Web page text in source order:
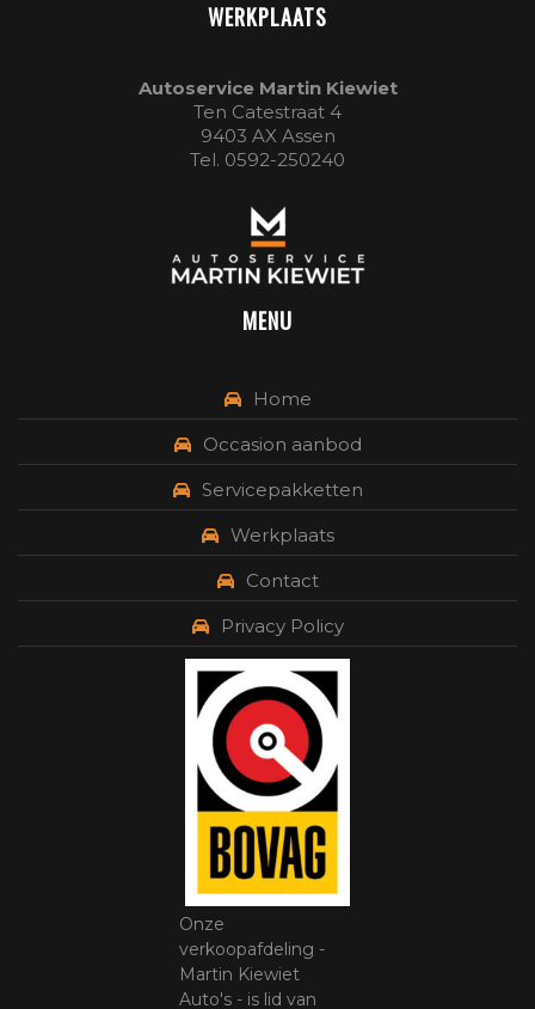
WERKPLAATS
Autoservice Martin Kiewiet
Ten Catestraat 4
9403 AX Assen
Tel. 0592-250240
MENU
Home
Occasion aanbod
Servicepakketten
Werkplaats
Contact
Privacy Policy
Onze
verkoopafdeling -
Martin Kiewiet
Auto's - is lid van